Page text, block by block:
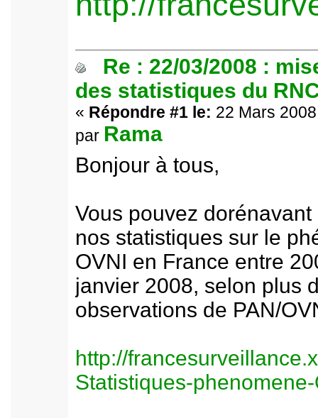
Re : 22/03/2008 :
des statistiques du
« Répondre #1 le: 22 Mars
par Rama
Bonjour à tous,
Vous pouvez
nos statistiques sur le
OVNI en France entre
janvier 2008, selon plus
observations de PAN/
http://
Statistiques-